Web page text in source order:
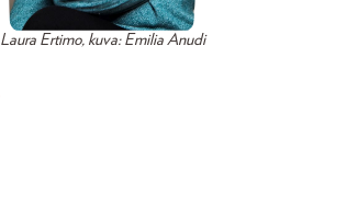
Laura Ertimo, kuva: Emilia Anudi